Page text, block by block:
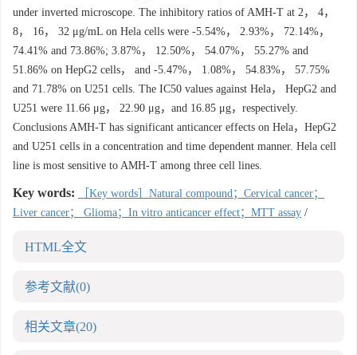
under inverted microscope. The inhibitory ratios of AMH-T at 2， 4，
8， 16， 32 μg/mL on Hela cells were -5.54%， 2.93%， 72.14%，
74.41% and 73.86%; 3.87%， 12.50%， 54.07%， 55.27% and
51.86% on HepG2 cells， and -5.47%， 1.08%， 54.83%， 57.75%
and 71.78% on U251 cells. The IC50 values against Hela， HepG2 and
U251 were 11.66 μg， 22.90 μg，and 16.85 μg，respectively.
Conclusions AMH-T has significant anticancer effects on Hela，HepG2
and U251 cells in a concentration and time dependent manner. Hela cell
line is most sensitive to AMH-T among three cell lines.
Key words:
［Key words］Natural compound；Cervical cancer；
Liver cancer； Glioma；In vitro anticancer effect；MTT assay /
HTML全文
参考文献(0)
相关文章(20)